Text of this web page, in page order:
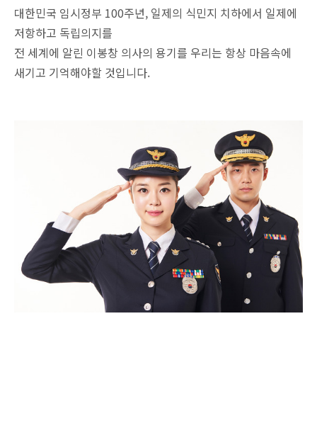
대한민국 임시정부 100주년, 일제의 식민지 치하에서 일제에
저항하고 독립의지를
전 세계에 알린 이봉창 의사의 용기를 우리는 항상 마음속에
새기고 기억해야할 것입니다.